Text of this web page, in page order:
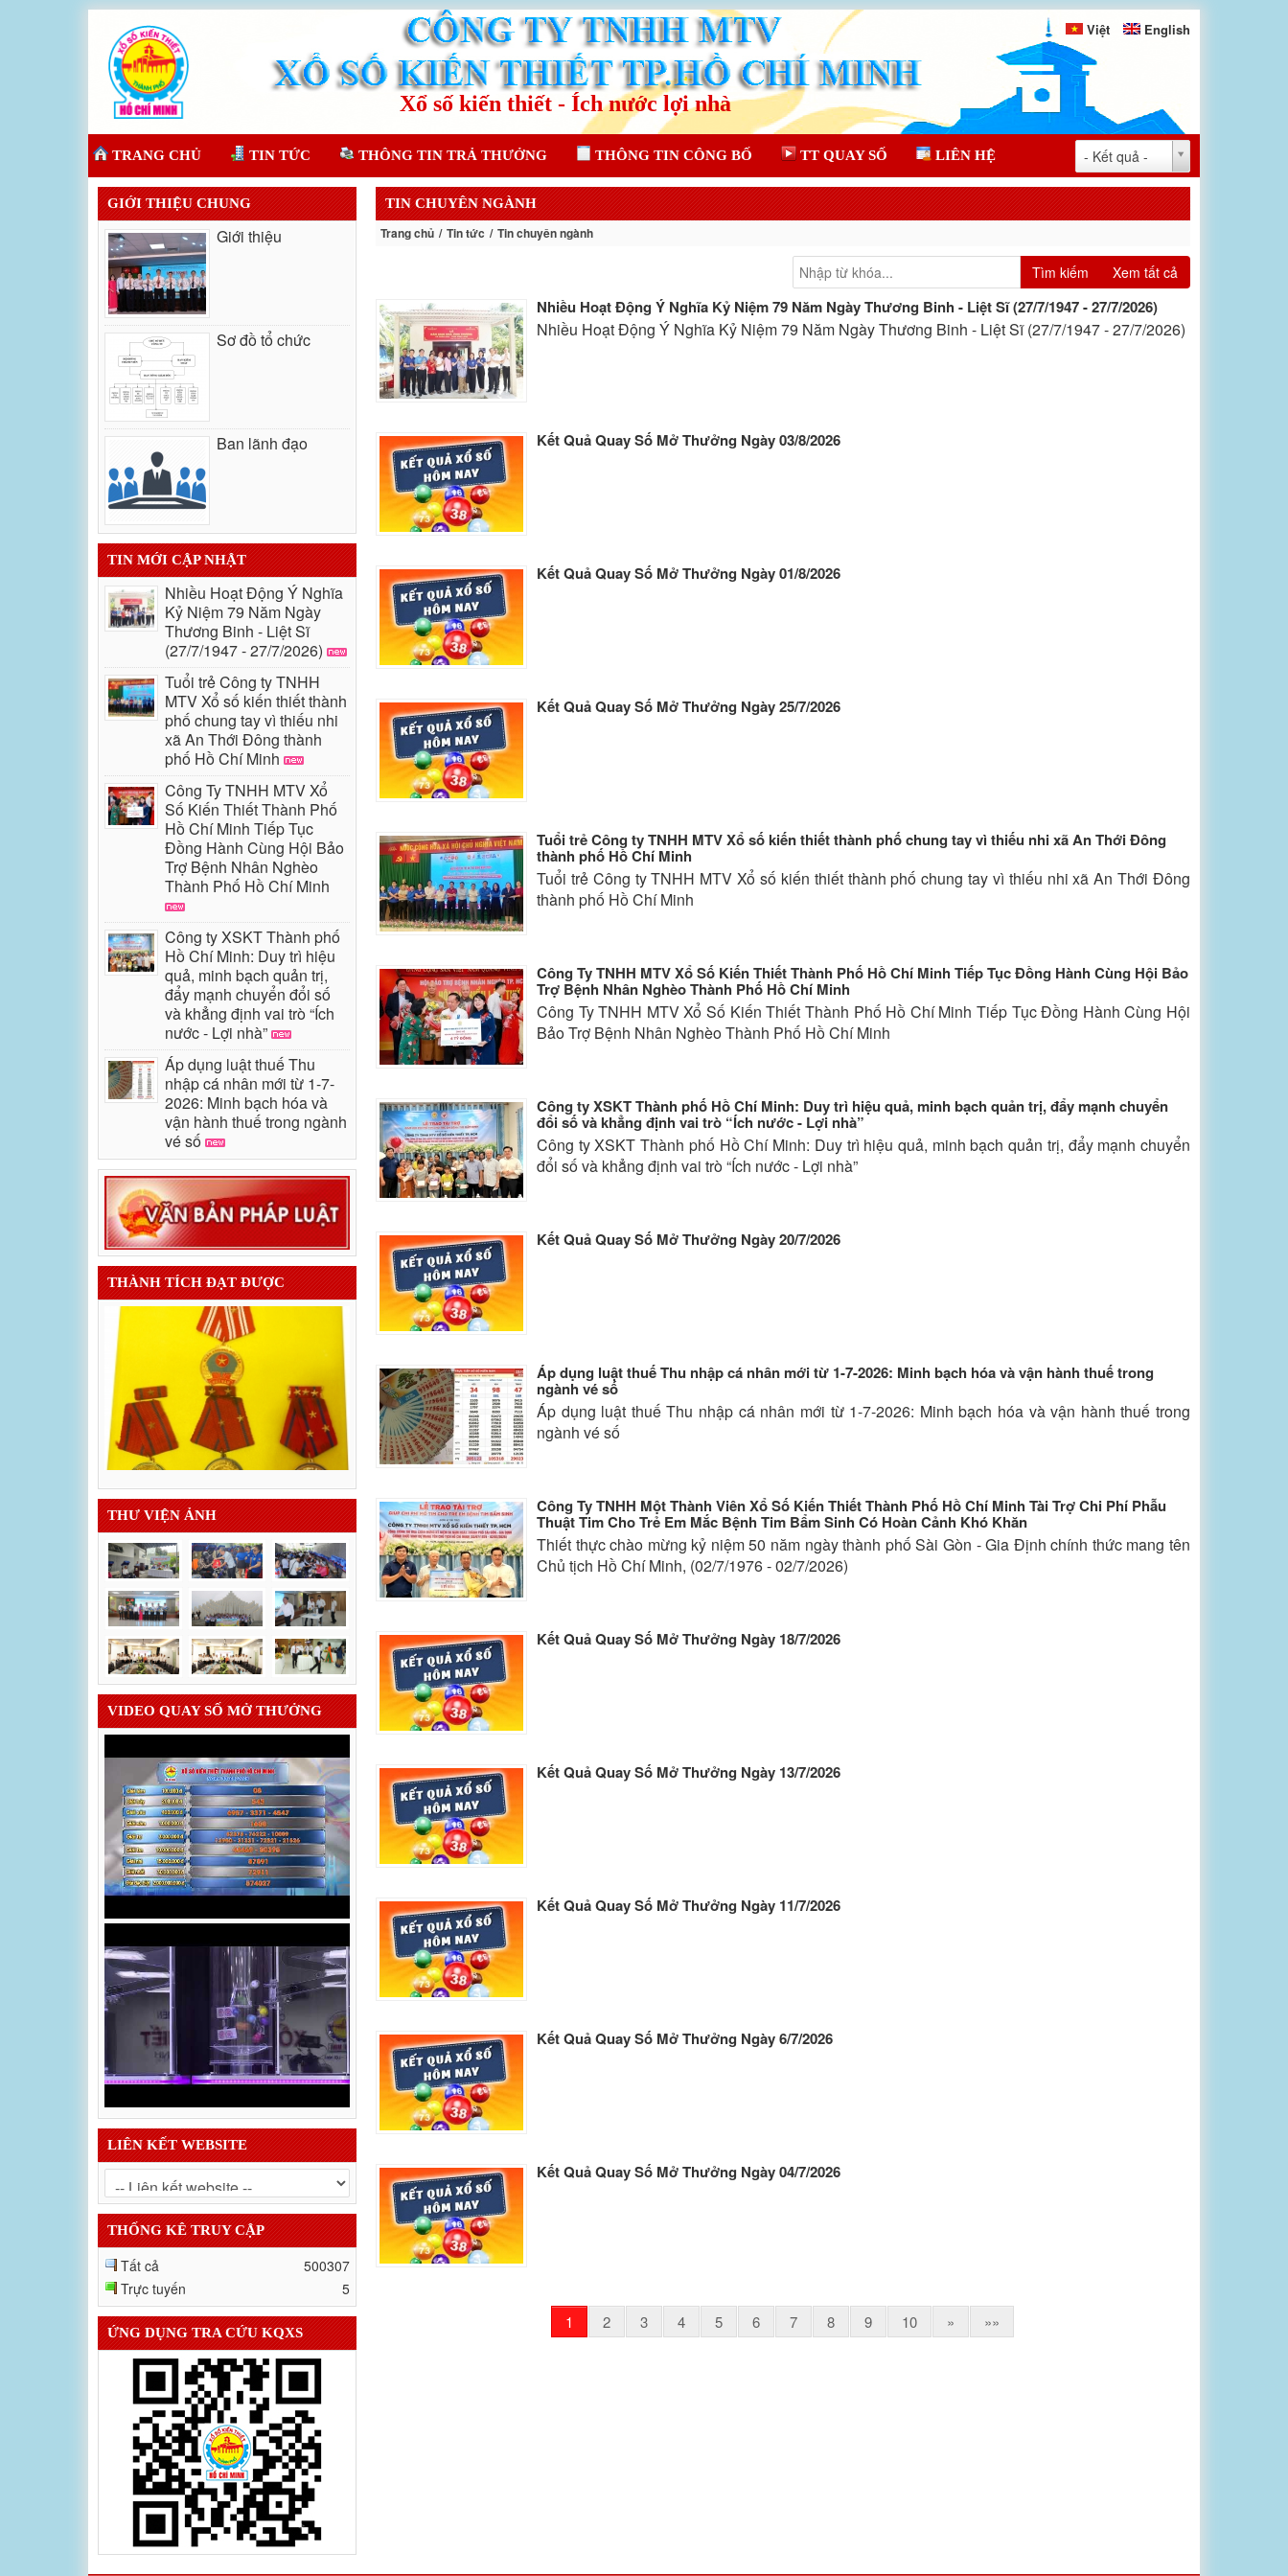
Việt English
TRANG CHỦ TIN TỨC THÔNG TIN TRẢ THƯỞNG THÔNG TIN CÔNG BỐ TT QUAY SỐ LIÊN HỆ - Kết quả -
TIN CHUYÊN NGÀNH
Trang chủ Tin tức Tin chuyên ngành
Tìm kiếm Xem tất cả
Nhiều Hoạt Động Ý Nghĩa Kỷ Niệm 79 Năm Ngày Thương Binh - Liệt Sĩ (27/7/1947 - 27/7/2026)
Nhiều Hoạt Động Ý Nghĩa Kỷ Niệm 79 Năm Ngày Thương Binh - Liệt Sĩ (27/7/1947 - 27/7/2026)
Kết Quả Quay Số Mở Thưởng Ngày 03/8/2026
Kết Quả Quay Số Mở Thưởng Ngày 01/8/2026
Kết Quả Quay Số Mở Thưởng Ngày 25/7/2026
Tuổi trẻ Công ty TNHH MTV Xổ số kiến thiết thành phố chung tay vì thiếu nhi xã An Thới Đông
thành phố Hồ Chí Minh
Tuổi trẻ Công ty TNHH MTV Xổ số kiến thiết thành phố chung tay vì thiếu nhi xã An Thới Đông
thành phố Hồ Chí Minh
Công Ty TNHH MTV Xổ Số Kiến Thiết Thành Phố Hồ Chí Minh Tiếp Tục Đồng Hành Cùng Hội Bảo
Trợ Bệnh Nhân Nghèo Thành Phố Hồ Chí Minh
Công Ty TNHH MTV Xổ Số Kiến Thiết Thành Phố Hồ Chí Minh Tiếp Tục Đồng Hành Cùng Hội
Bảo Trợ Bệnh Nhân Nghèo Thành Phố Hồ Chí Minh
Công ty XSKT Thành phố Hồ Chí Minh: Duy trì hiệu quả, minh bạch quản trị, đẩy mạnh chuyển
đổi số và khẳng định vai trò “Ích nước - Lợi nhà”
Công ty XSKT Thành phố Hồ Chí Minh: Duy trì hiệu quả, minh bạch quản trị, đẩy mạnh chuyển
đổi số và khẳng định vai trò “Ích nước - Lợi nhà”
Kết Quả Quay Số Mở Thưởng Ngày 20/7/2026
Áp dụng luật thuế Thu nhập cá nhân mới từ 1-7-2026: Minh bạch hóa và vận hành thuế trong
ngành vé số
Áp dụng luật thuế Thu nhập cá nhân mới từ 1-7-2026: Minh bạch hóa và vận hành thuế trong
ngành vé số
Công Ty TNHH Một Thành Viên Xổ Số Kiến Thiết Thành Phố Hồ Chí Minh Tài Trợ Chi Phí Phẫu
Thuật Tim Cho Trẻ Em Mắc Bệnh Tim Bẩm Sinh Có Hoàn Cảnh Khó Khăn
Thiết thực chào mừng kỷ niệm 50 năm ngày thành phố Sài Gòn - Gia Định chính thức mang tên
Chủ tịch Hồ Chí Minh, (02/7/1976 - 02/7/2026)
Kết Quả Quay Số Mở Thưởng Ngày 18/7/2026
Kết Quả Quay Số Mở Thưởng Ngày 13/7/2026
Kết Quả Quay Số Mở Thưởng Ngày 11/7/2026
Kết Quả Quay Số Mở Thưởng Ngày 6/7/2026
Kết Quả Quay Số Mở Thưởng Ngày 04/7/2026
1 2 3 4 5 6 7 8 9 10 » »»
GIỚI THIỆU CHUNG
Giới thiệu
Sơ đồ tổ chức
Ban lãnh đạo
TIN MỚI CẬP NHẬT
Nhiều Hoạt Động Ý Nghĩa
Kỷ Niệm 79 Năm Ngày
Thương Binh - Liệt Sĩ
(27/7/1947 - 27/7/2026)
Tuổi trẻ Công ty TNHH
MTV Xổ số kiến thiết thành
phố chung tay vì thiếu nhi
xã An Thới Đông thành
phố Hồ Chí Minh
Công Ty TNHH MTV Xổ
Số Kiến Thiết Thành Phố
Hồ Chí Minh Tiếp Tục
Đồng Hành Cùng Hội Bảo
Trợ Bệnh Nhân Nghèo
Thành Phố Hồ Chí Minh
Công ty XSKT Thành phố
Hồ Chí Minh: Duy trì hiệu
quả, minh bạch quản trị,
đẩy mạnh chuyển đổi số
và khẳng định vai trò “Ích
nước - Lợi nhà”
Áp dụng luật thuế Thu
nhập cá nhân mới từ 1-7-
2026: Minh bạch hóa và
vận hành thuế trong ngành
vé số
THÀNH TÍCH ĐẠT ĐƯỢC
THƯ VIỆN ẢNH
VIDEO QUAY SỐ MỞ THƯỞNG
LIÊN KẾT WEBSITE
THỐNG KÊ TRUY CẬP
Tất cả
500307
Trực tuyến
5
ỨNG DỤNG TRA CỨU KQXS